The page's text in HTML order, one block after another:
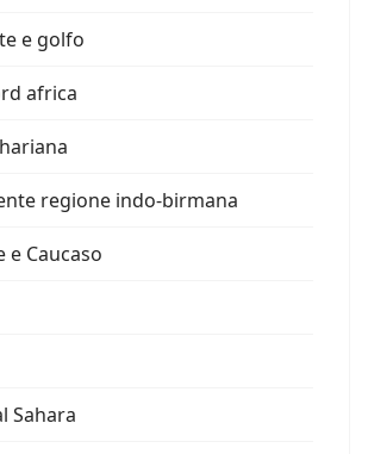
e golfo
africa
regione indo-birmana
e Caucaso
Sahara